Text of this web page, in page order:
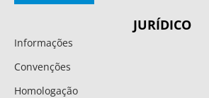
JURÍDICO
Informações
Convenções
Homologação